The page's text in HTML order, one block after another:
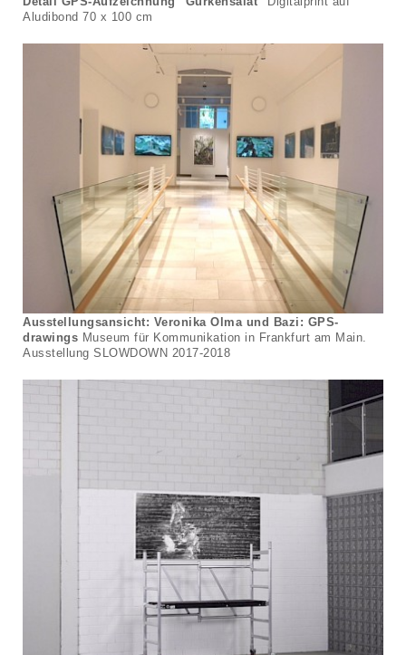
Aludibond 70 x 100 cm
Ausstellungsansicht: Veronika Olma und Bazi: GPS-
drawings Museum für Kommunikation in Frankfurt am Main.
Ausstellung SLOWDOWN 2017-2018